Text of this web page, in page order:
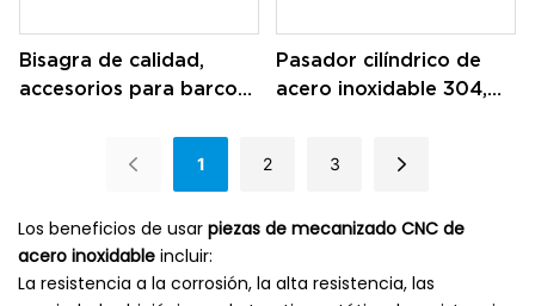
Bisagra de calidad,
accesorios para barcos,
inoxidable, botón
impermeable
Pasador cilíndrico de
acero inoxidable 304,
1 2 3
Los beneficios de usar piezas de mecanizado CNC de
acero inoxidable incluir:
La resistencia a la corrosión, la alta resistencia, las